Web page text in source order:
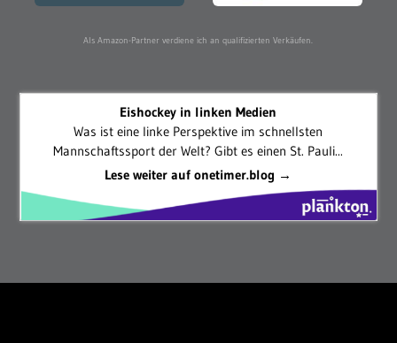
Als Amazon-Partner verdiene ich an qualifizierten Verkäufen.
Eishockey in linken Medien
Was ist eine linke Perspektive im schnellsten
Mannschaftssport der Welt? Gibt es einen St. Pauli...
Lese weiter auf onetimer.blog →